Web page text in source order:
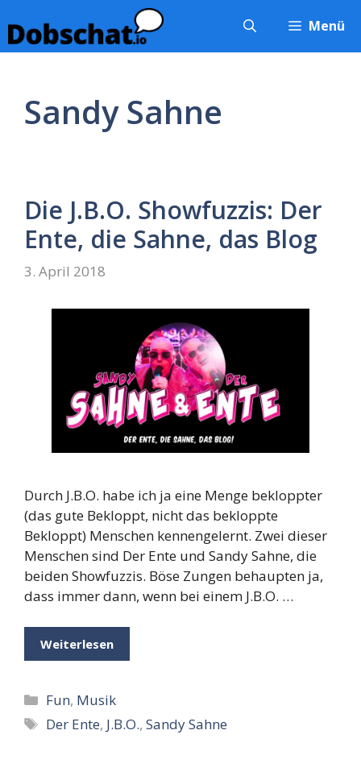
Inhalt
springen
Menü
Sandy Sahne
Die J.B.O. Showfuzzis: Der
Ente, die Sahne, das Blog
3. April 2018
Durch J.B.O. habe ich ja eine Menge bekloppter
(das gute Bekloppt, nicht das bekloppte
Bekloppt) Menschen kennengelernt. Zwei dieser
Menschen sind Der Ente und Sandy Sahne, die
beiden Showfuzzis. Böse Zungen behaupten ja,
dass immer dann, wenn bei einem J.B.O. …
Weiterlesen
Kategorien
Fun, Musik
Schlagwörter
Der Ente, J.B.O.,Sandy Sahne